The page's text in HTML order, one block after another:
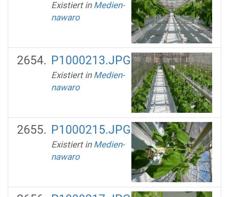
Existiert in Medien-
nawaro
P1000213.JPG
Existiert in Medien-
nawaro
P1000215.JPG
Existiert in Medien-
nawaro